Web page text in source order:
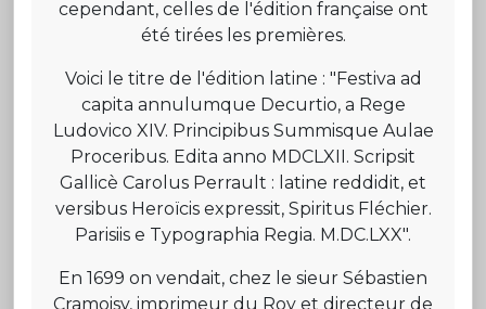
cependant, celles de l'édition française ont
été tirées les premières.
Voici le titre de l'édition latine : "Festiva ad
capita annulumque Decurtio, a Rege
Ludovico XIV. Principibus Summisque Aulae
Proceribus. Edita anno MDCLXII. Scripsit
Gallicè Carolus Perrault : latine reddidit, et
versibus Heroïcis expressit, Spiritus Fléchier.
Parisiis e Typographia Regia. M.DC.LXX".
En 1699 on vendait, chez le sieur Sébastien
Cramoisy, imprimeur du Roy et directeur de